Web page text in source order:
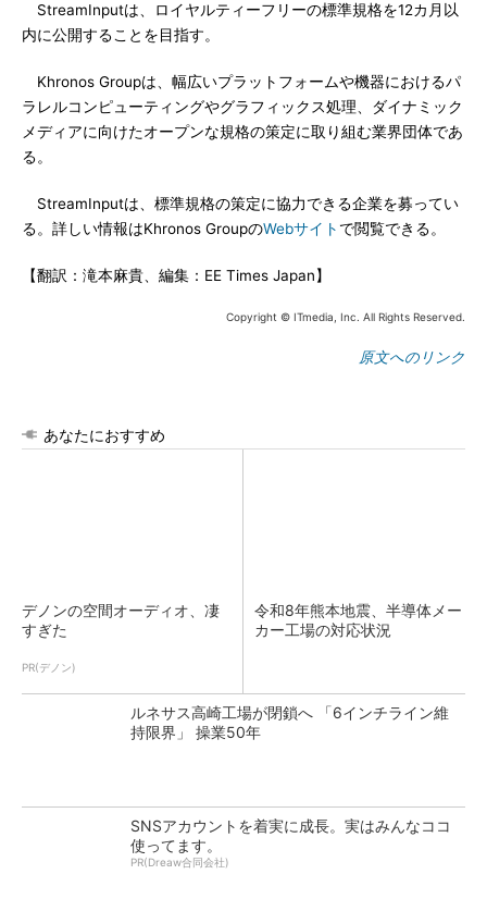
StreamInputは、ロイヤルティーフリーの標準規格を12カ月以
内に公開することを目指す。
Khronos Groupは、幅広いプラットフォームや機器におけるパ
ラレルコンピューティングやグラフィックス処理、ダイナミック
メディアに向けたオープンな規格の策定に取り組む業界団体であ
る。
StreamInputは、標準規格の策定に協力できる企業を募ってい
る。詳しい情報はKhronos GroupのWebサイト で閲覧できる。
【翻訳：滝本麻貴、編集：EE Times Japan】
Copyright © ITmedia, Inc. All Rights Reserved.
原文へのリンク
あなたにおすすめ
デノンの空間オーディオ、凄
すぎた
PR(デノン)
令和8年熊本地震、半導体メー
カー工場の対応状況
ルネサス高崎工場が閉鎖へ 「6インチライン維
持限界」 操業50年
SNSアカウントを着実に成長。実はみんなココ
使ってます。
PR(Dreaw合同会社)